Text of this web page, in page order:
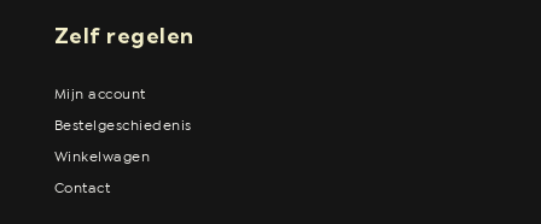
Zelf regelen
Mijn account
Bestelgeschiedenis
Winkelwagen
Contact